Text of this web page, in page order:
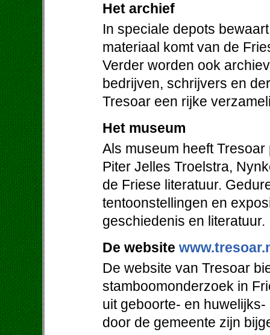
Het archief
In speciale depots
materiaal komt van de
Verder worden ook
bedrijven, schrijvers en
Tresoar een rijke
Het museum
Als museum heeft
Piter Jelles Troelstra,
de Friese literatuur.
tentoonstellingen en
geschiedenis en literatuur.
De website
De website van Tresoar
stamboomonderzoek in
uit geboorte- en
door de gemeente zijn